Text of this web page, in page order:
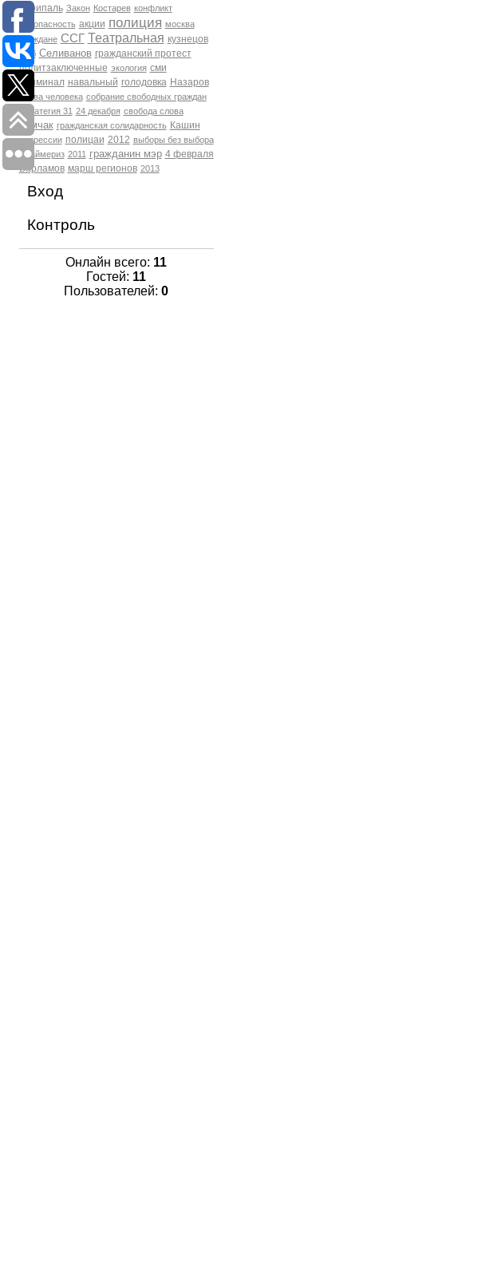
Скрипаль Закон Костарев конфликт
Безопасность акции полиция москва
Граждане ССГ Театральная кузнецов
фсб Селиванов гражданский протест
политзаключенные экология сми
Криминал навальный голодовка Назаров
права человека собрание свободных граждан
Стратегия 31 24 декабря свобода слова
Томчак гражданская солидарность Кашин
репрессии полицаи 2012 выборы без выбора
Праймериз 2011 гражданин мэр 4 февраля
Варламов марш регионов 2013
Вход
Контроль
Онлайн всего: 11
Гостей: 11
Пользователей: 0